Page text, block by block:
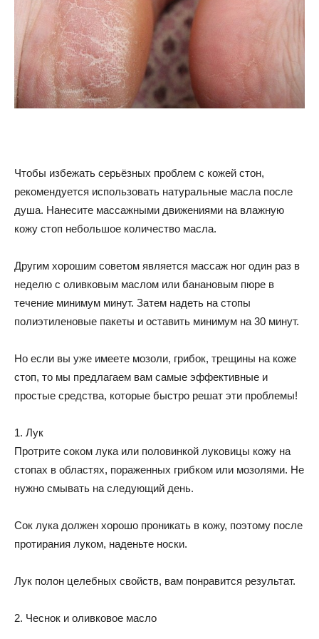
Чтобы избежать серьёзных проблем с кожей стон,
рекомендуется использовать натуральные масла после
душа. Нанесите массажными движениями на влажную
кожу стоп небольшое количество масла.
Другим хорошим советом является массаж ног один раз в
неделю с оливковым маслом или банановым пюре в
течение минимум минут. Затем надеть на стопы
полиэтиленовые пакеты и оставить минимум на 30 минут.
Но если вы уже имеете мозоли, грибок, трещины на коже
стоп, то мы предлагаем вам самые эффективные и
простые средства, которые быстро решат эти проблемы!
1. Лук
Протрите соком лука или половинкой луковицы кожу на
стопах в областях, пораженных грибком или мозолями. Не
нужно смывать на следующий день.
Сок лука должен хорошо проникать в кожу, поэтому после
протирания луком, наденьте носки.
Лук полон целебных свойств, вам понравится результат.
2. Чеснок и оливковое масло